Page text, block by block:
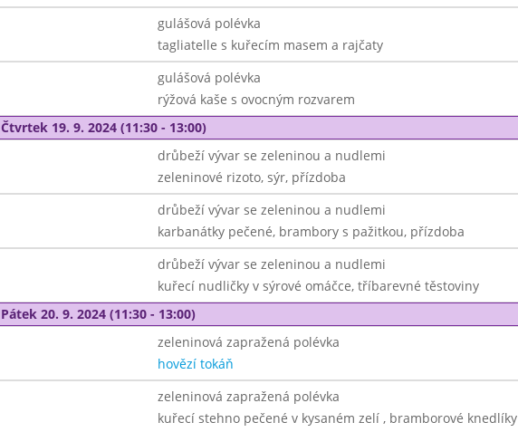
gulášová polévka
tagliatelle s kuřecím masem a rajčaty
gulášová polévka
rýžová kaše s ovocným rozvarem
Čtvrtek 19. 9. 2024 (11:30 - 13:00)
drůbeží vývar se zeleninou a nudlemi
zeleninové rizoto, sýr, přízdoba
drůbeží vývar se zeleninou a nudlemi
karbanátky pečené, brambory s pažitkou, přízdoba
drůbeží vývar se zeleninou a nudlemi
kuřecí nudličky v sýrové omáčce, tříbarevné těstoviny
Pátek 20. 9. 2024 (11:30 - 13:00)
zeleninová zapražená polévka
hovězí tokáň
zeleninová zapražená polévka
kuřecí stehno pečené v kysaném zelí , bramborové knedlíky